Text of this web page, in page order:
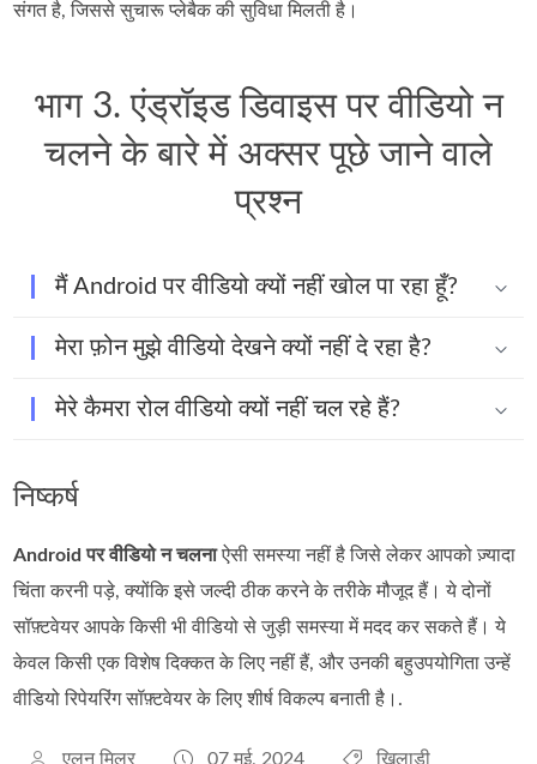
संगत है, जिससे सुचारू प्लेबैक की सुविधा मिलती है।
भाग 3. एंड्रॉइड डिवाइस पर वीडियो न
चलने के बारे में अक्सर पूछे जाने वाले
प्रश्न
मैं Android पर वीडियो क्यों नहीं खोल पा रहा हूँ?
मेरा फ़ोन मुझे वीडियो देखने क्यों नहीं दे रहा है?
मेरे कैमरा रोल वीडियो क्यों नहीं चल रहे हैं?
निष्कर्ष
Android पर वीडियो न चलनाऐसी समस्या नहीं है जिसे लेकर आपको ज़्यादा
चिंता करनी पड़े, क्योंकि इसे जल्दी ठीक करने के तरीके मौजूद हैं। ये दोनों
सॉफ़्टवेयर आपके किसी भी वीडियो से जुड़ी समस्या में मदद कर सकते हैं। ये
केवल किसी एक विशेष दिक्कत के लिए नहीं हैं, और उनकी बहुउपयोगिता उन्हें
वीडियो रिपेयरिंग सॉफ़्टवेयर के लिए शीर्ष विकल्प बनाती है।.
एलन मिलर 07 मई, 2024 खिलाड़ी